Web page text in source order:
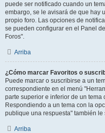
puede ser notificado cuando un
embargo, se le avisará de que hay
propio foro. Las opciones de
se pueden configurar en el Panel
Foros".
Arriba
¿Cómo marcar Favoritos o
Puede marcar o suscribirse a un
correspondiente en el menú
parte superior e inferior de un tema
Respondiendo a un tema con la
publique una respuesta" también le
Arriba